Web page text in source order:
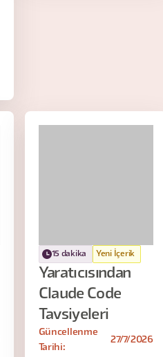
15 dakika Yeni İçerik
Yaratıcısından
Claude Code
Tavsiyeleri
Güncellenme
Tarihi:
27/7/2026